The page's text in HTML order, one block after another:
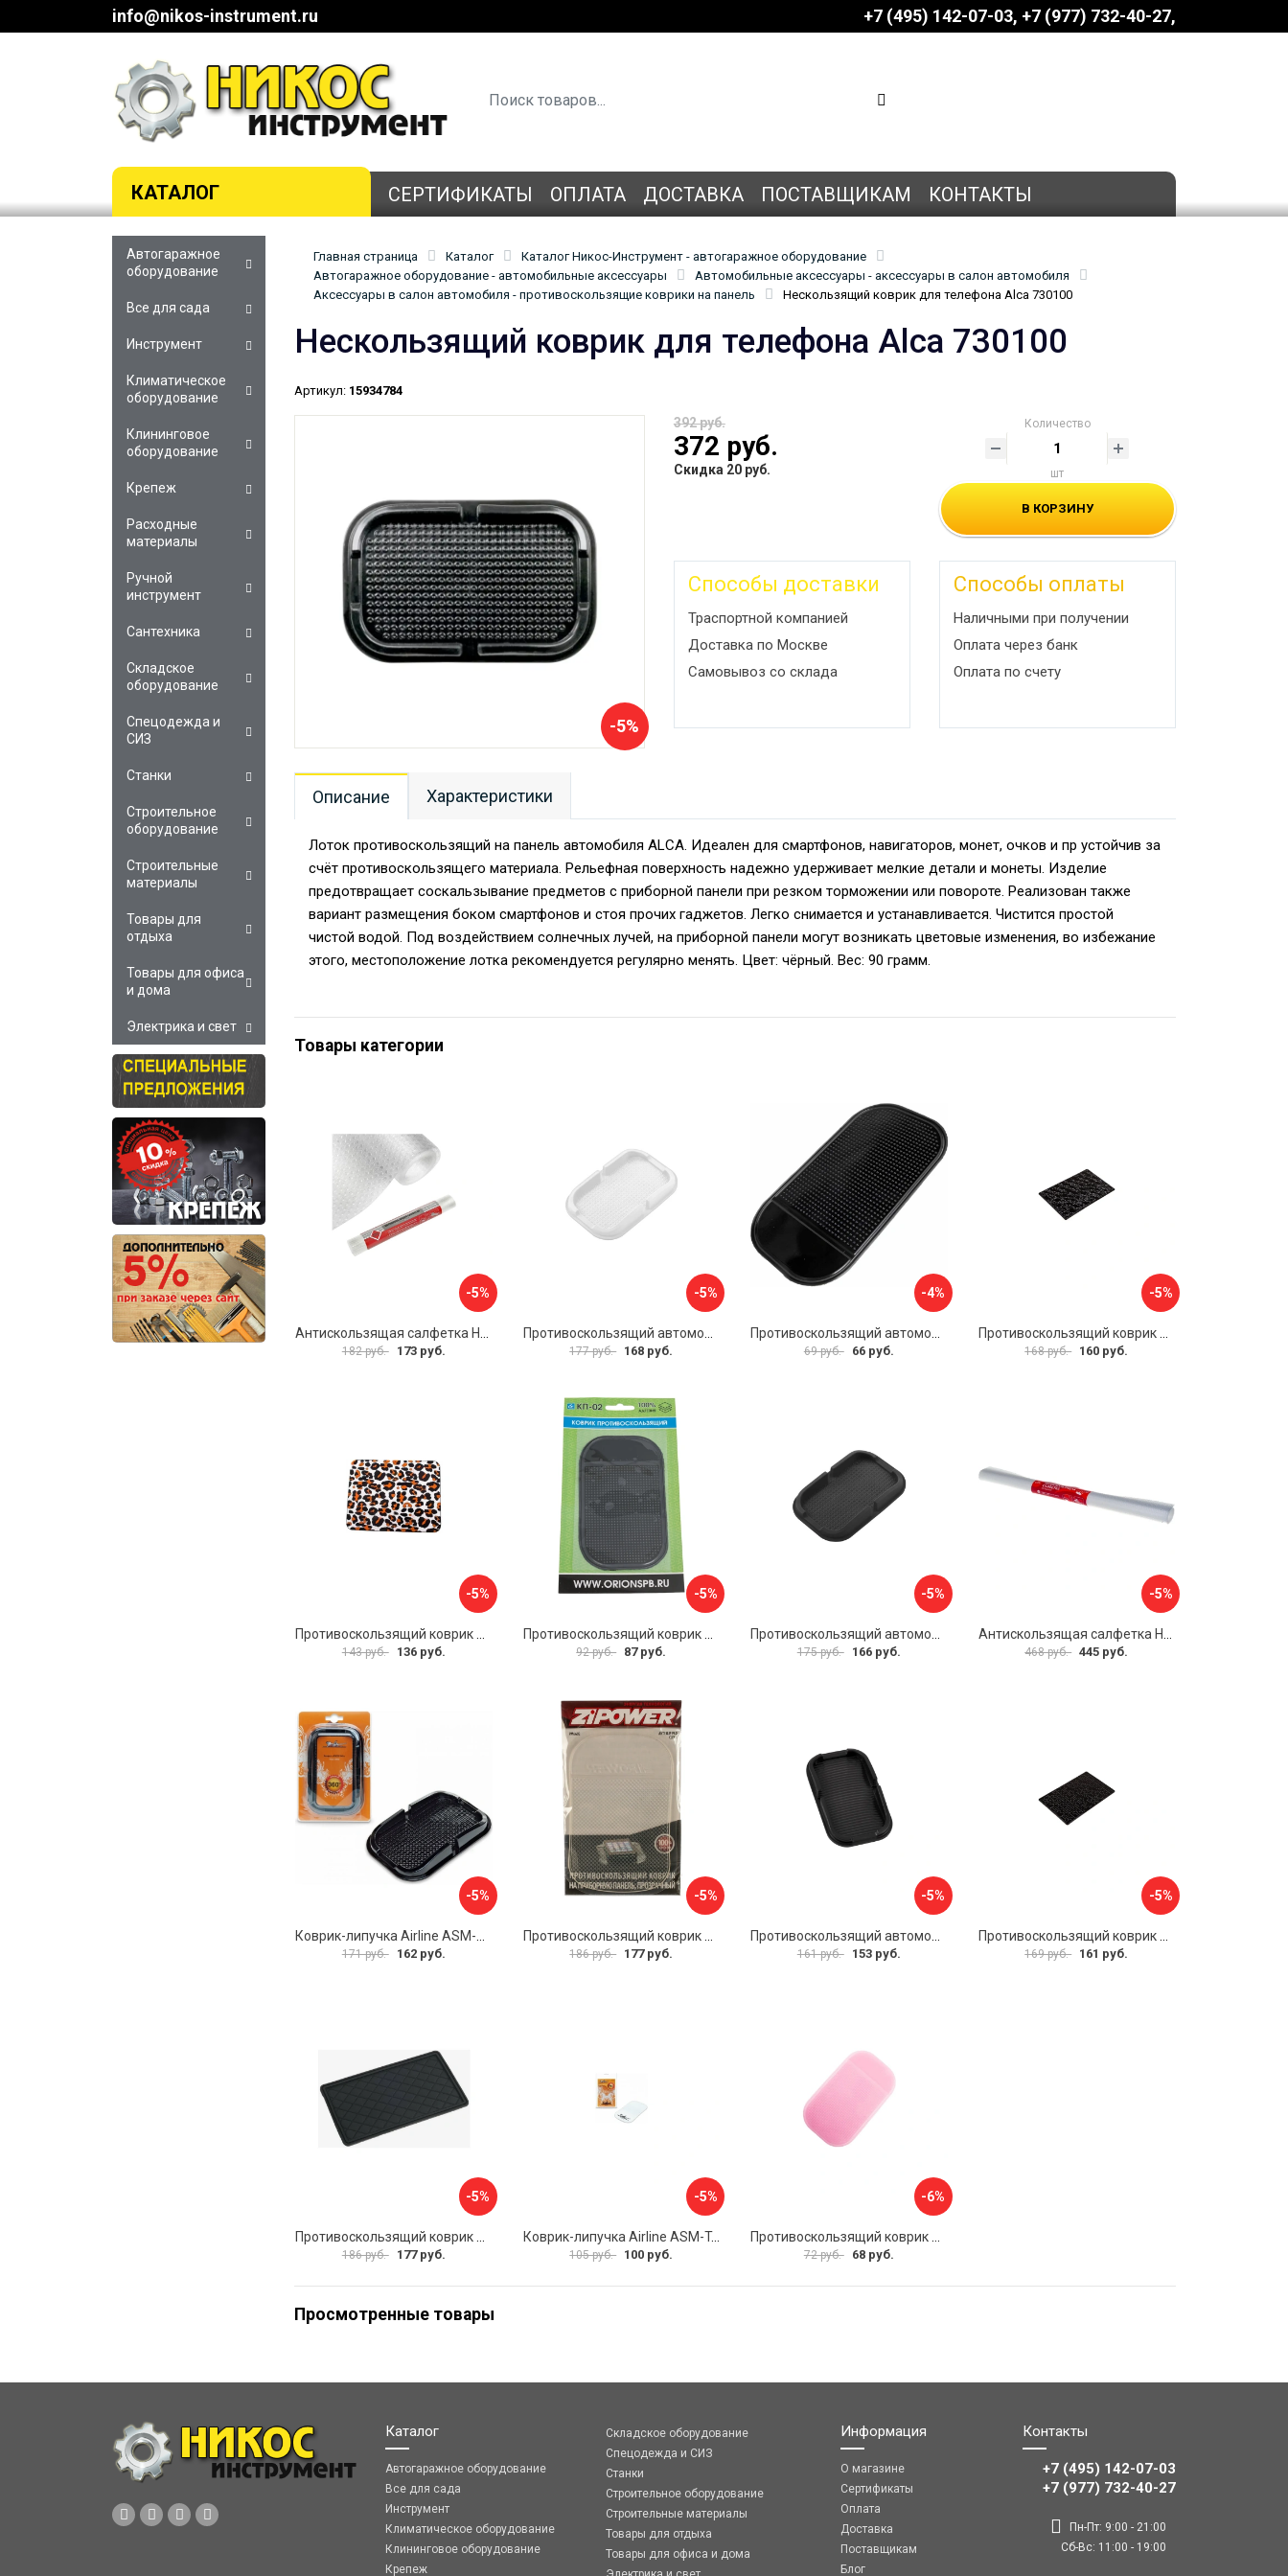
info@nikos-instrument.ru +7 (495) 142-07-03 ‎‎+7 (977) 732-40-27
КАТАЛОГ СЕРТИФИКАТЫ ОПЛАТА ДОСТАВКА ПОСТАВЩИКАМ КОНТАКТЫ
Главная страница Каталог
Каталог Никос-Инструмент - автогаражное оборудование
Автогаражное оборудование - автомобильные аксессуары
Автомобильные аксессуары - аксессуары в салон автомобиля
Аксессуары в салон автомобиля - противоскользящие коврики на панель
Нескользящий коврик для телефона Alca 730100
Нескользящий коврик для телефона Alca 730100
Артикул: 15934784
-5%
392 руб.
372 руб.
Скидка 20 руб.
Количество
шт
В КОРЗИНУ
Способы доставки
Траспортной компанией
Доставка по Москве
Самовывоз со склада
Способы оплаты
Наличными при получении
Оплата через банк
Оплата по счету
Описание Характеристики
Лоток противоскользящий на панель автомобиля ALCA. Идеален для смартфонов, навигаторов, монет, очков и пр устойчив за
счёт противоскользящего материала. Рельефная поверхность надежно удерживает мелкие детали и монеты. Изделие
предотвращает соскальзывание предметов с приборной панели при резком торможении или повороте. Реализован также
вариант размещения боком смартфонов и стоя прочих гаджетов. Легко снимается и устанавливается. Чистится простой
чистой водой. Под воздействием солнечных лучей, на приборной панели могут возникать цветовые изменения, во избежание
этого, местоположение лотка рекомендуется регулярно менять. Цвет: чёрный. Вес: 90 грамм.
Товары категории
-5%
182 руб. 173 руб.
-5%
177 руб. 168 руб.
-4%
69 руб. 66 руб.
-5%
168 руб. 160 руб.
-5%
Противоскользящий коврик на панель SKYWAY S00401026
143 руб. 136 руб.
-5%
Противоскользящий коврик Вымпел КП-02 9204
92 руб. 87 руб.
-5%
Противоскользящий автомобильный коврик панели SKYWAY S00401013
175 руб. 166 руб.
-5%
Антискользящая салфетка HomeQueen 72513
468 руб. 445 руб.
-5%
171 руб. 162 руб.
-5%
186 руб. 177 руб.
-5%
161 руб. 153 руб.
-5%
169 руб. 161 руб.
-5%
186 руб. 177 руб.
-5%
Коврик-липучка Airline ASM-T-02
105 руб. 100 руб.
-6%
72 руб. 68 руб.
Просмотренные товары
Автогаражное
оборудование
Все для сада
Инструмент
Климатическое
оборудование
Клининговое
оборудование
Крепеж
Расходные
материалы
Ручной
инструмент
Сантехника
Складское
оборудование
Спецодежда и
СИЗ
Станки
Строительное
оборудование
Строительные
материалы
Товары для
отдыха
Товары для офиса
и дома
Электрика и свет
Каталог
Автогаражное оборудование
Все для сада
Инструмент
Климатическое оборудование
Клининговое оборудование
Крепеж
Складское оборудование
Спецодежда и СИЗ
Станки
Строительное оборудование
Строительные материалы
Товары для отдыха
Товары для офиса и дома
Информация
О магазине
Сертификаты
Оплата
Доставка
Поставщикам
Блог
Контакты
+7 (495) 142-07-03
‎‎+7 (977) 732-40-27
Пн-Пт: 9:00 - 21:00
Сб-Вс: 11:00 - 19:00